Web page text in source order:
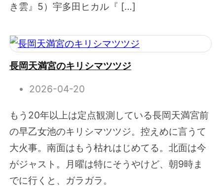
き雲』5）宇多田ヒカル『 […]
長岡天満宮のキリシマツツジ
2026-04-20
もう20年以上は定点観測している長岡天満宮前
の早乙女池のキリシマツツジ。控えめに言うて
大火事。南面はもう枯れはじめてる。北面は今
がジャスト。月曜は特にそうやけど、朝9時ま
でに行くと、ガラガラ。